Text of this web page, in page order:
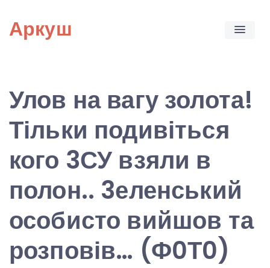
content
Аркуш
Улов на вагу золота!
Тільки подивіться
кого 3СУ взяли в
полон.. 3еленський
особисто вийшов та
розповів… (Ф0Т0)